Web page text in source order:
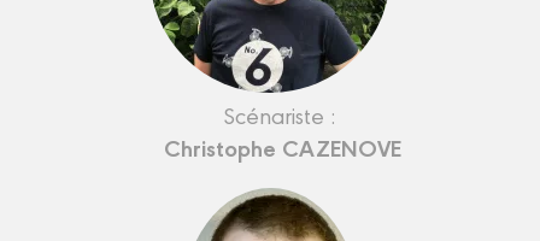
Scénariste :
Christophe CAZENOVE